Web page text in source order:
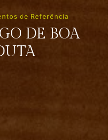
de Referência
DE BOA